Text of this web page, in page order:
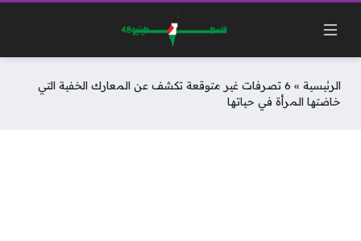
الرئيسية »
6 تصرفات غير متوقعة تكشف عن المعارك الخفية التي
خاضتها المرأة في حياتها